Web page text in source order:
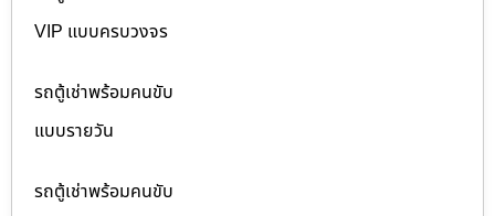
VIP แบบครบวงจร
รถตู้เช่าพร้อมคนขับ
แบบรายวัน
รถตู้เช่าพร้อมคนขับ